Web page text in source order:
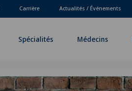
Carrière Actualités / Événements
Spécialités Médecins